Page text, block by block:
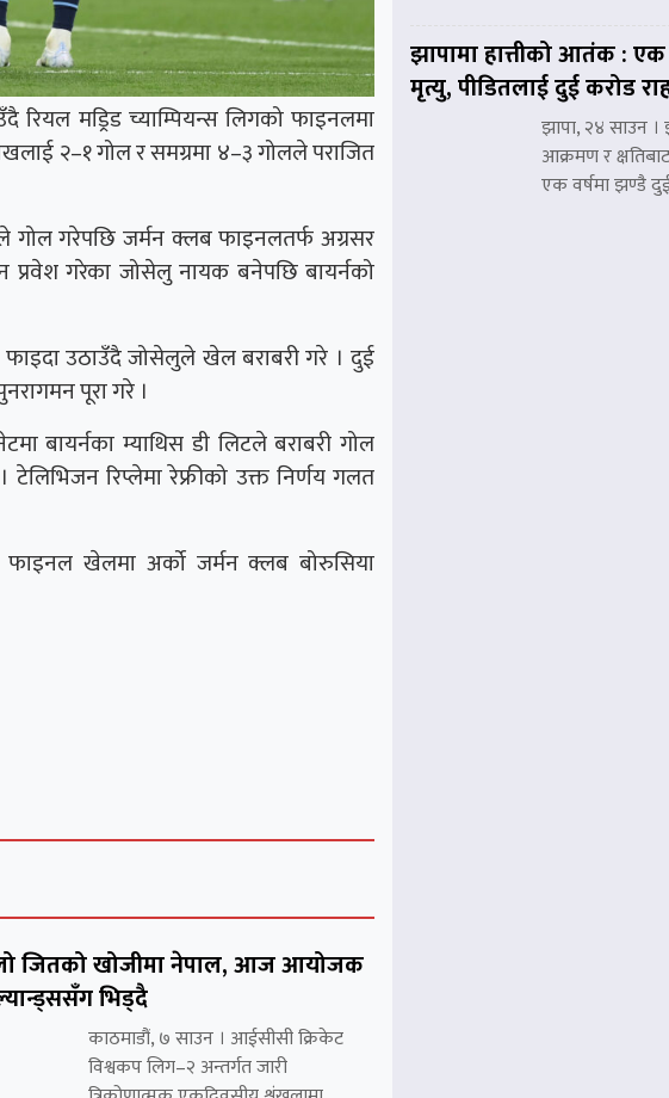
रियल मड्रिड च्याम्पियन्स लिगको फाइनलमा
२–१ गोल र समग्रमा ४–३ गोलले पराजित
गोल गरेपछि जर्मन क्लब फाइनलतर्फ अग्रसर
प्रवेश गरेका जोसेलु नायक बनेपछि बायर्नको
उठाउँदै जोसेलुले खेल बराबरी गरे । दुई
पूरा गरे ।
बायर्नका म्याथिस डी लिटले बराबरी गोल
रिप्लेमा रेफ्रीको उक्त निर्णय गलत
खेलमा अर्को जर्मन क्लब बोरुसिया
जितको खोजीमा नेपाल, आज आयोजक
भिड्दै
काठमाडौं, ७ साउन । आईसीसी क्रिकेट
विश्वकप लिग–२ अन्तर्गत जारी
झापामा हात्तीको आतंक : एक
मृत्यु, पीडितलाई दुई करोड
झापा, २४ साउन ।
आक्रमण र
एक वर्षमा झण्डै